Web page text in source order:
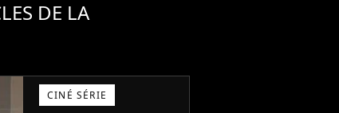
DE LA
CINÉ SÉRIE